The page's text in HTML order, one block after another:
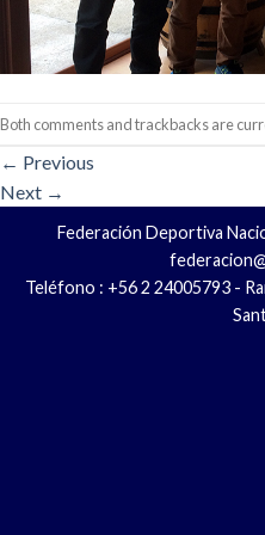
Both comments and trackbacks are
← Previous
Next →
Federación Deportiva
Teléfono : +56 2 24005793 -